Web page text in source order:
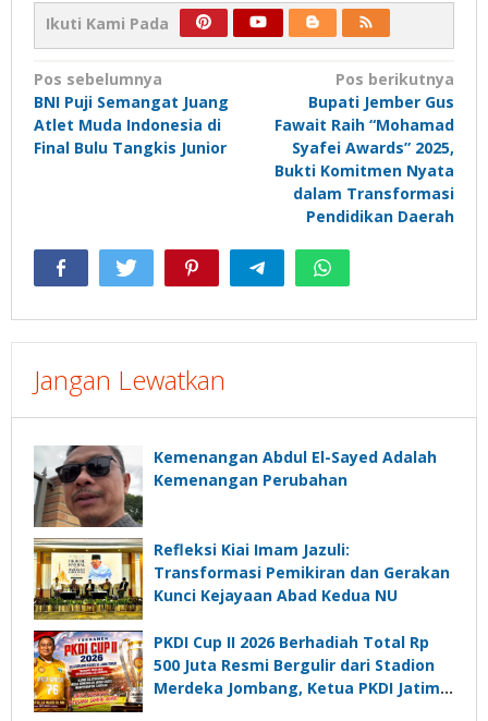
Ikuti Kami Pada
Navigasi
pos
Pos sebelumnya
BNI Puji Semangat Juang
Atlet Muda Indonesia di
Final Bulu Tangkis Junior
Pos berikutnya
Bupati Jember Gus
Fawait Raih “Mohamad
Syafei Awards” 2025,
Bukti Komitmen Nyata
dalam Transformasi
Pendidikan Daerah
Jangan Lewatkan
Kemenangan Abdul El-Sayed Adalah
Kemenangan Perubahan
Refleksi Kiai Imam Jazuli:
Transformasi Pemikiran dan Gerakan
Kunci Kejayaan Abad Kedua NU
PKDI Cup II 2026 Berhadiah Total Rp
500 Juta Resmi Bergulir dari Stadion
Merdeka Jombang, Ketua PKDI Jatim: